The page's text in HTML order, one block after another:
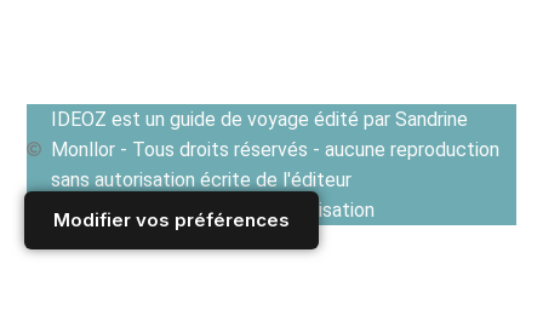
Modifier vos préférences
IDEOZ est un guide de voyage édité par Sandrine
Monllor - Tous droits réservés - aucune reproduction
sans autorisation écrite de l'éditeur
Voir les Conditions générales d'utilisation